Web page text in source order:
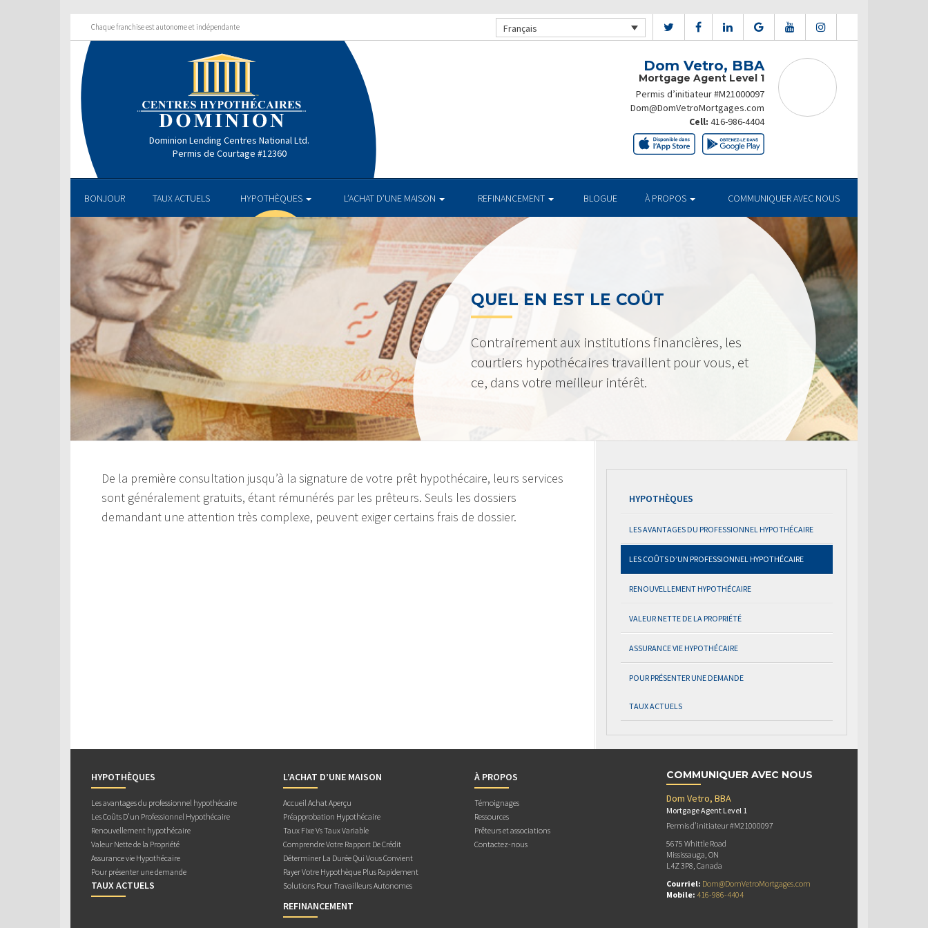
Chaque franchise est autonome et indépendante Français
Dominion Lending Centres National Ltd.
Permis de Courtage #12360
Dom Vetro, BBA
Mortgage Agent Level 1
Permis d’initiateur #M21000097
Dom@DomVetroMortgages.com
Cell: 416-986-4404
BONJOUR TAUX ACTUELS HYPOTHÈQUES L’ACHAT D’UNE MAISON REFINANCEMENT BLOGUE À PROPOS COMMUNIQUER AVEC NOUS
QUEL EN EST LE COÛT
Contrairement aux institutions financières, les
courtiers hypothécaires travaillent pour vous, et
ce, dans votre meilleur intérêt.
De la première consultation jusqu’à la signature de votre prêt hypothécaire, leurs services
sont généralement gratuits, étant rémunérés par les prêteurs. Seuls les dossiers
demandant une attention très complexe, peuvent exiger certains frais de dossier.
HYPOTHÈQUES
LES AVANTAGES DU PROFESSIONNEL HYPOTHÉCAIRE
LES COÛTS D’UN PROFESSIONNEL HYPOTHÉCAIRE
RENOUVELLEMENT HYPOTHÉCAIRE
VALEUR NETTE DE LA PROPRIÉTÉ
ASSURANCE VIE HYPOTHÉCAIRE
POUR PRÉSENTER UNE DEMANDE
TAUX ACTUELS
HYPOTHÈQUES
Les avantages du professionnel hypothécaire
Les Coûts D’un Professionnel Hypothécaire
Renouvellement hypothécaire
Valeur Nette de la Propriété
Assurance vie Hypothécaire
Pour présenter une demande
TAUX ACTUELS
L’ACHAT D’UNE MAISON
Accueil Achat Aperçu
Préapprobation Hypothécaire
Taux Fixe Vs Taux Variable
Comprendre Votre Rapport De Crédit
Déterminer La Durée Qui Vous Convient
Payer Votre Hypothèque Plus Rapidement
Solutions Pour Travailleurs Autonomes
REFINANCEMENT
À PROPOS
Témoignages
Ressources
Prêteurs et associations
Contactez-nous
COMMUNIQUER AVEC NOUS
Dom Vetro, BBA
Mortgage Agent Level 1
Permis d’initiateur #M21000097
5675 Whittle Road
Mississauga, ON
L4Z 3P8, Canada
Courriel: Dom@DomVetroMortgages.com
Mobile: 416-986-4404